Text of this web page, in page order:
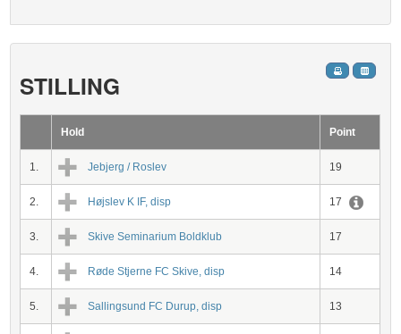
STILLING
Hold Point
1. Jebjerg / Roslev 19
2. Højslev K IF, disp 17
3. Skive Seminarium Boldklub 17
4. Røde Stjerne FC Skive, disp 14
5. Sallingsund FC Durup, disp 13